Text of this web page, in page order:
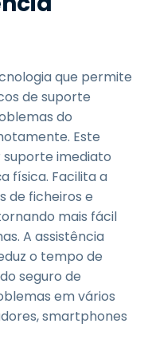
que permite
de suporte
do
Este
imediato
física. Facilita a
de ficheiros e
mais fácil
A assistência
o tempo de
seguro de
em vários
smartphones